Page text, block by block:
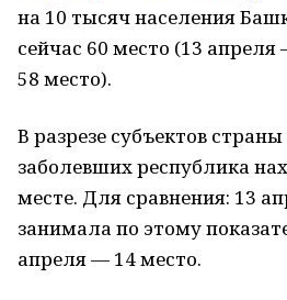
на 10 тысяч населения
сейчас 60 место (13
58 место).
В разрезе субъектов
заболевших республика
месте. Для сравнения: 13
занимала по этому
апреля — 14 место.